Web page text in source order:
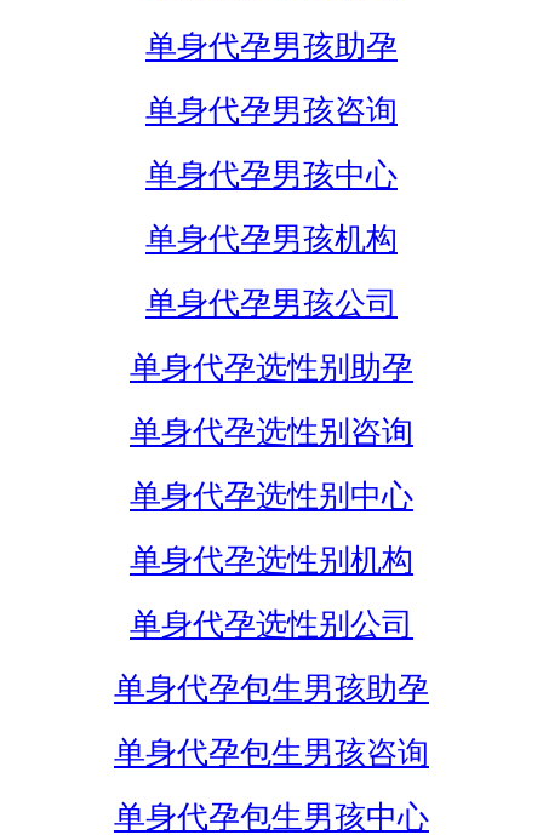
单身代孕男孩助孕
单身代孕男孩咨询
单身代孕男孩中心
单身代孕男孩机构
单身代孕男孩公司
单身代孕选性别助孕
单身代孕选性别咨询
单身代孕选性别中心
单身代孕选性别机构
单身代孕选性别公司
单身代孕包生男孩助孕
单身代孕包生男孩咨询
单身代孕包生男孩中心